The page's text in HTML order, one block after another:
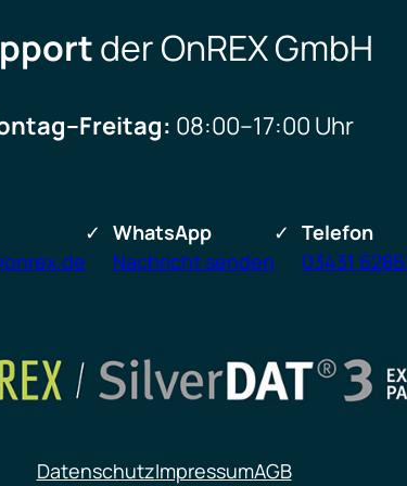
der OnREX GmbH
08:00–17:00 Uhr
WhatsApp
Nachricht senden
Telefon
03431
DatenschutzImpressumAGB